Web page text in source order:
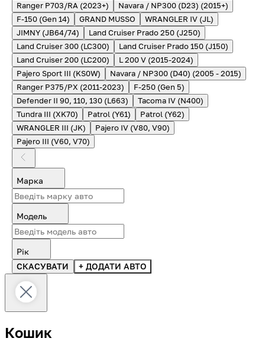
Ranger P703/RA (2023+)
Navara / NP300 (D23) (2015+)
F-150 (Gen 14)
GRAND MUSSO
WRANGLER IV (JL)
JIMNY (JB64/74)
Land Cruiser Prado 250 (J250)
Land Cruiser 300 (LC300)
Land Cruiser Prado 150 (J150)
Land Cruiser 200 (LC200)
L 200 V (2015-2024)
Pajero Sport III (KS0W)
Navara / NP300 (D40) (2005 - 2015)
Ranger P375/PX (2011-2023)
F-250 (Gen 5)
Defender II 90, 110, 130 (L663)
Tacoma IV (N400)
Tundra III (XK70)
Patrol (Y61)
Patrol (Y62)
WRANGLER III (JK)
Pajero IV (V80, V90)
Pajero III (V60, V70)
Марка
Модель
Рік
СКАСУВАТИ
+ ДОДАТИ АВТО
Кошик